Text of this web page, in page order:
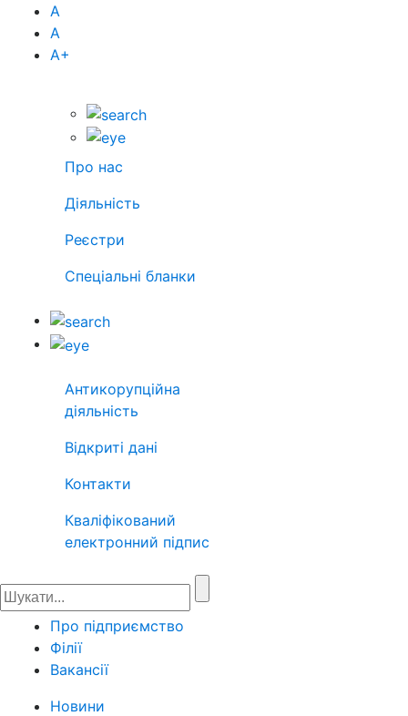
А
А
А+
Про нас
Діяльність
Реєстри
Спеціальні бланки
Антикорупційна
діяльність
Відкриті дані
Контакти
Кваліфікований
електронний підпис
Про підприємство
Філії
Вакансії
Новини